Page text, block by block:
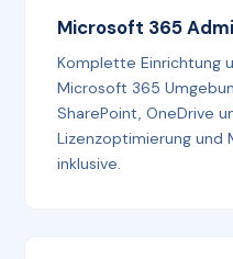
Microsoft 365
Komplette Einrichtung
Microsoft 365
SharePoint, OneDrive
Lizenzoptimierung und
inklusive.